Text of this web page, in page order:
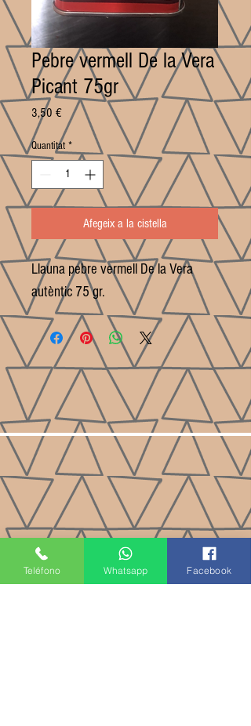
Pebre vermell De la Vera
Picant 75gr
3,50 €Price
Quantitat *
Afegeix a la cistella
Llauna pebre vermell De la Vera
autèntic 75 gr.
Teléfono Whatsapp Facebook